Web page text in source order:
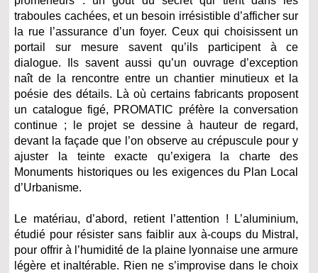
traboules cachées, et un besoin irrésistible d’afficher sur
la rue l’assurance d’un foyer. Ceux qui choisissent un
portail sur mesure savent qu’ils participent à ce
dialogue. Ils savent aussi qu’un ouvrage d’exception
naît de la rencontre entre un chantier minutieux et la
poésie des détails. Là où certains fabricants proposent
un catalogue figé, PROMATIC préfère la conversation
continue ; le projet se dessine à hauteur de regard,
devant la façade que l’on observe au crépuscule pour y
ajuster la teinte exacte qu’exigera la charte des
Monuments historiques ou les exigences du Plan Local
d’Urbanisme.
Le matériau, d’abord, retient l’attention ! L’aluminium,
étudié pour résister sans faiblir aux à‑coups du Mistral,
pour offrir à l’humidité de la plaine lyonnaise une armure
légère et inaltérable. Rien ne s’improvise dans le choix